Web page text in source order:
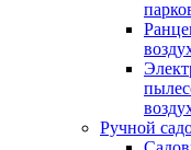
Ручной